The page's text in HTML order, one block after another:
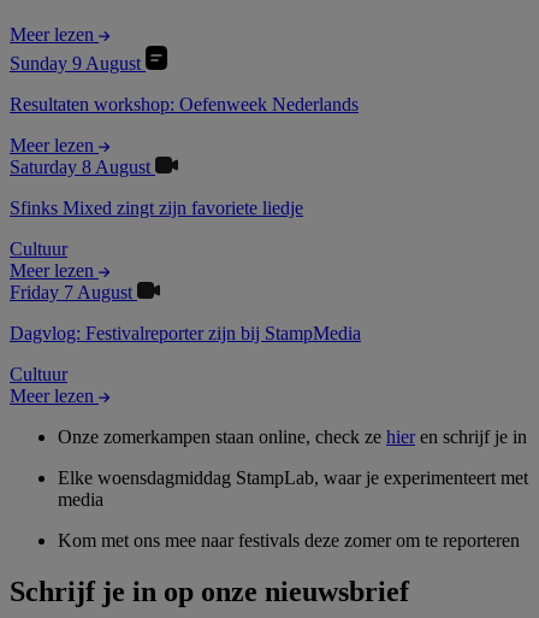
Meer lezen
Sunday 9 August
Resultaten workshop: Oefenweek Nederlands
Meer lezen
Saturday 8 August
Sfinks Mixed zingt zijn favoriete liedje
Cultuur
Meer lezen
Friday 7 August
Dagvlog: Festivalreporter zijn bij StampMedia
Cultuur
Meer lezen
Onze zomerkampen staan online, check ze hieren schrijf je in
Elke woensdagmiddag StampLab, waar je experimenteert met
media
Kom met ons mee naar festivals deze zomer om te reporteren
Schrijf je in op onze nieuwsbrief